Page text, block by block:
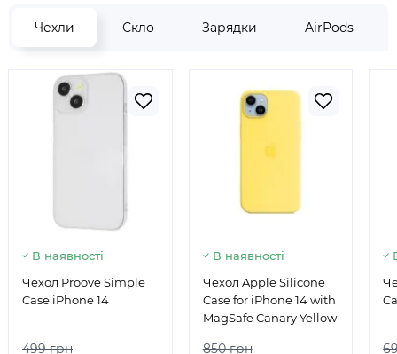
Чехли Скло Зарядки AirPods
В наявності
Чехол Proove Simple
Case iPhone 14
499 грн
В наявності
Чехол Apple Silicone
Case for iPhone 14 with
MagSafe Canary Yellow
850 грн